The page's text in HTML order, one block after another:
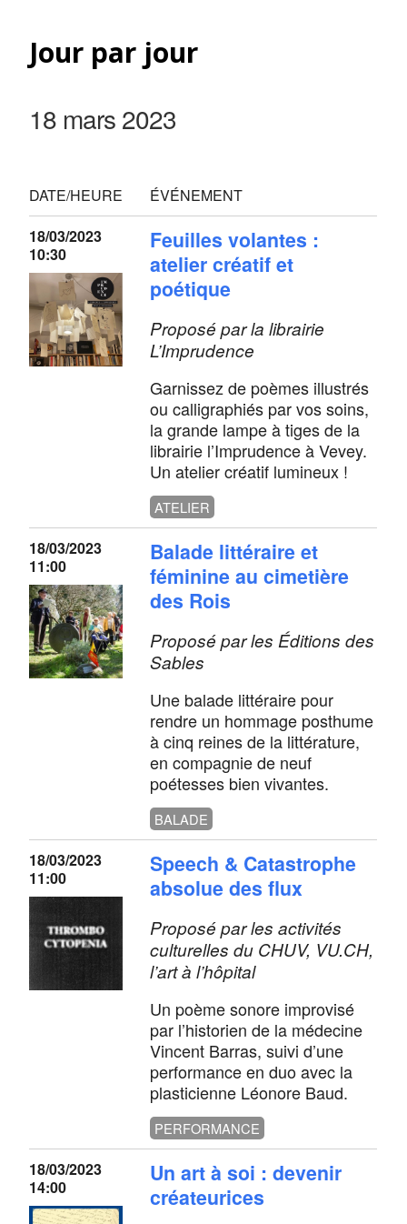
Jour par jour
18 mars 2023
DATE/HEURE
ÉVÉNEMENT
18/03/2023
10:30
Feuilles volantes :
atelier créatif et
poétique
Proposé par la librairie
L’Imprudence
Garnissez de poèmes illustrés
ou calligraphiés par vos soins,
la grande lampe à tiges de la
librairie l’Imprudence à Vevey.
Un atelier créatif lumineux !
ATELIER
18/03/2023
11:00
Balade littéraire et
féminine au cimetière
des Rois
Proposé par les Éditions des
Sables
Une balade littéraire pour
rendre un hommage posthume
à cinq reines de la littérature,
en compagnie de neuf
poétesses bien vivantes.
BALADE
18/03/2023
11:00
Speech & Catastrophe
absolue des flux
Proposé par les activités
culturelles du CHUV, VU.CH,
l’art à l’hôpital
Un poème sonore improvisé
par l’historien de la médecine
Vincent Barras, suivi d’une
performance en duo avec la
plasticienne Léonore Baud.
PERFORMANCE
18/03/2023
14:00
Un art à soi : devenir
créateurices